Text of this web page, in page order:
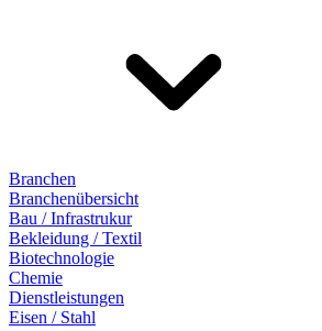
Branchen
Branchenübersicht
Bau / Infrastrukur
Bekleidung / Textil
Biotechnologie
Chemie
Dienstleistungen
Eisen / Stahl